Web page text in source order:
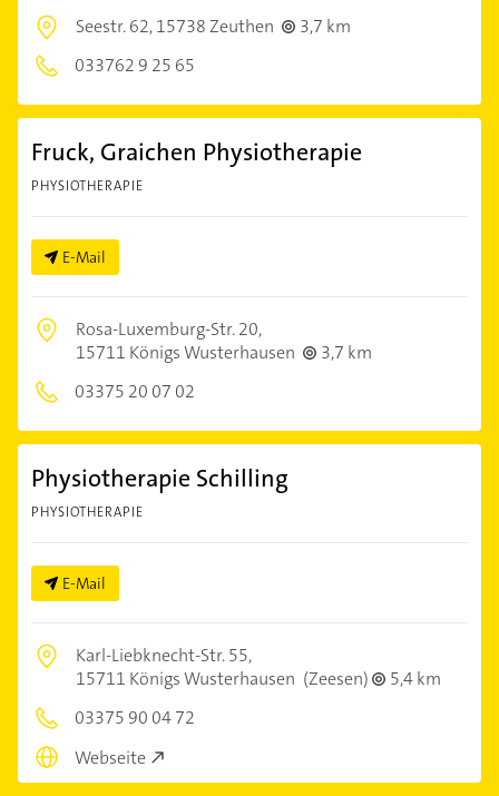
Seestr. 62,15738 Zeuthen
3,7 km
033762 9 25 65
Fruck, Graichen Physiotherapie
PHYSIOTHERAPIE
E-Mail
Rosa-Luxemburg-Str. 20,
15711 Königs Wusterhausen
3,7 km
03375 20 07 02
Physiotherapie Schilling
PHYSIOTHERAPIE
E-Mail
Karl-Liebknecht-Str. 55,
15711 Königs Wusterhausen (Zeesen)
5,4 km
03375 90 04 72
Webseite